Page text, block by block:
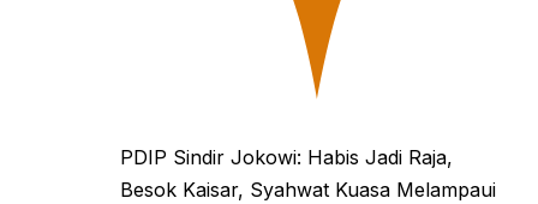
PDIP Sindir Jokowi: Habis Jadi Raja,
Besok Kaisar, Syahwat Kuasa Melampaui